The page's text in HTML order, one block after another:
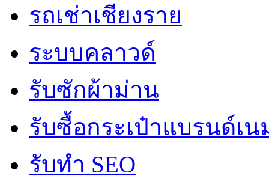
รถเช่าเชียงราย
ระบบคลาวด์
รับซักผ้าม่าน
รับซื้อกระเป๋าแบรนด์เน
รับทำ SEO